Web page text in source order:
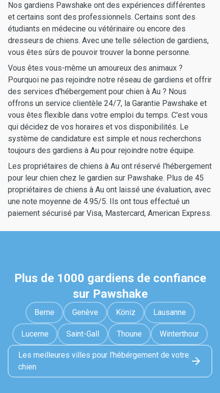
Nos gardiens Pawshake ont des expériences différentes
et certains sont des professionnels. Certains sont des
étudiants en médecine ou vétérinaire ou encore des
dresseurs de chiens. Avec une telle sélection de gardiens,
vous êtes sûrs de pouvoir trouver la bonne personne.
Vous êtes vous-même un amoureux des animaux ?
Pourquoi ne pas rejoindre notre réseau de gardiens et offrir
des services d'hébergement pour chien à Au ? Nous
offrons un service clientèle 24/7, la Garantie Pawshake et
vous êtes flexible dans votre emploi du temps. C'est vous
qui décidez de vos horaires et vos disponibilités. Le
système de candidature est simple et nous recherchons
toujours des gardiens à Au pour rejoindre notre équipe.
Les propriétaires de chiens à Au ont réservé l'hébergement
pour leur chien chez le gardien sur Pawshake. Plus de 45
propriétaires de chiens à Au ont laissé une évaluation, avec
une note moyenne de 4.95/5. Ils ont tous effectué un
paiement sécurisé par Visa, Mastercard, American Express.
Plus de 1000 gardiens de confiance
sur Pawshake
Berne Genève Köniz Lausanne
Lucerne Saint-Gall Thoune Winterthour
Les meilleures villes pour l'hébérgement de votre
chien